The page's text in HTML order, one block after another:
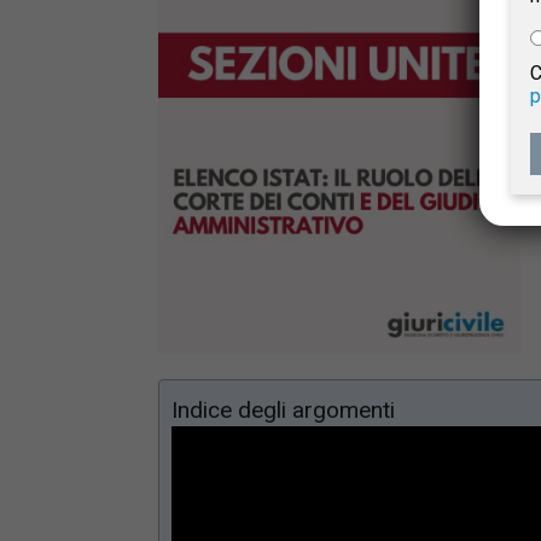
Indice degli argomenti